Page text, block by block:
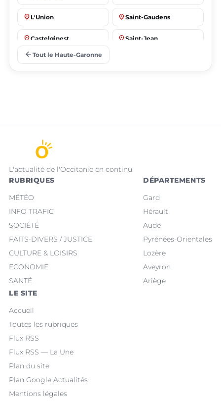
place L'Union place Saint-Gaudens
place Castelginest place Saint-Jean
place Villeneuve-Tolosane
arrow_back Tout le Haute-Garonne
L'actualité de l'Occitanie en continu
RUBRIQUES
MÉTÉO
INFO TRAFIC
SOCIÉTÉ
FAITS-DIVERS / JUSTICE
CULTURE & LOISIRS
ECONOMIE
SANTÉ
DÉPARTEMENTS
Gard
Hérault
Aude
Pyrénées-Orientales
Lozère
Aveyron
Ariège
LE SITE
Accueil
Toutes les rubriques
Flux RSS
Flux RSS — La Une
Plan du site
Plan Google Actualités
Mentions légales